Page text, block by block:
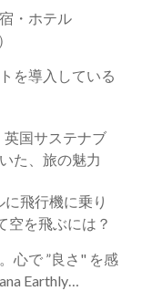
・ホテル
を導入している
た、旅の魅力
飛行機に乗り
空を飛ぶには？
心で ”良さ" を感
Earthly